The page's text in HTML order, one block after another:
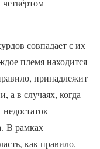
совпадает с их
племя находится
принадлежит
а в случаях, когда
В рамках
как правило,